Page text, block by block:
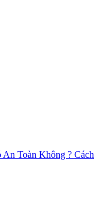
Toàn Không ? Cách